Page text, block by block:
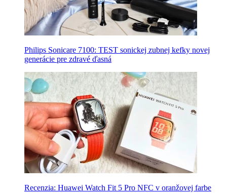
Philips Sonicare 7100: TEST sonickej zubnej kefky novej
generácie pre zdravé ďasná
Recenzia: Huawei Watch Fit 5 Pro NFC v oranžovej farbe